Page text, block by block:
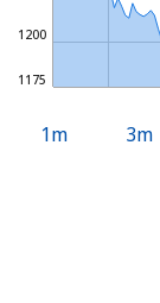
1175
1200
1m 3m